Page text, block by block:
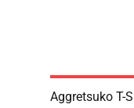
Aggretsuko T-